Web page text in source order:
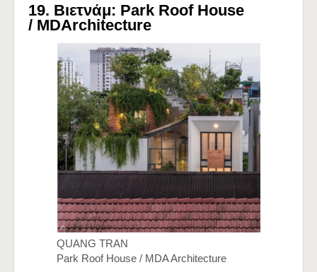
19. Βιετνάμ: Park Roof House
/ MDArchitecture
QUANG TRAN
Park Roof House / MDA Architecture